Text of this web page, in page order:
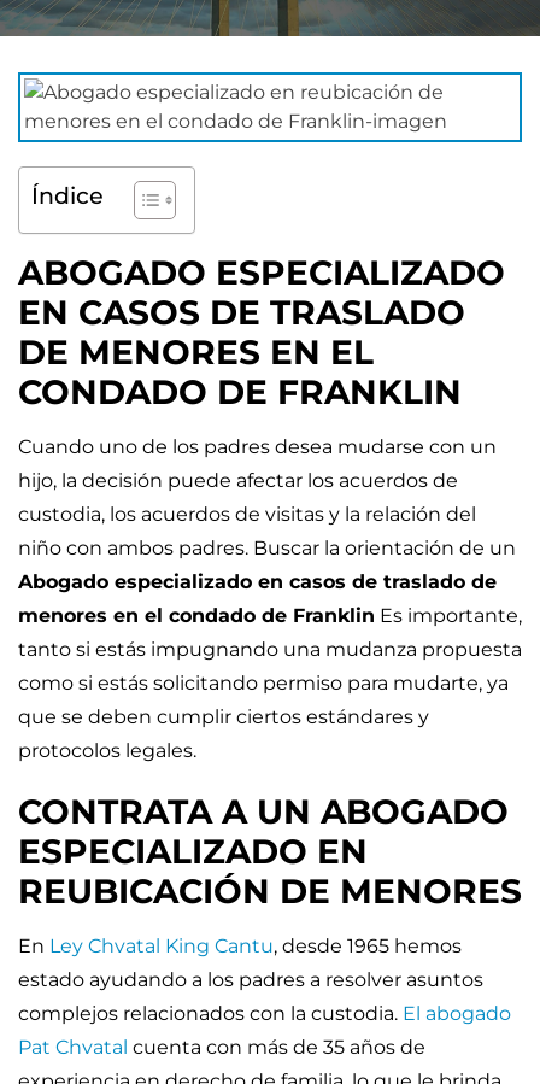
Índice
ABOGADO ESPECIALIZADO
EN CASOS DE TRASLADO
DE MENORES EN EL
CONDADO DE FRANKLIN
Cuando uno de los padres desea mudarse con un
hijo, la decisión puede afectar los acuerdos de
custodia, los acuerdos de visitas y la relación del
niño con ambos padres. Buscar la orientación de un
Abogado especializado en casos de traslado de
menores en el condado de Franklin Es importante,
tanto si estás impugnando una mudanza propuesta
como si estás solicitando permiso para mudarte, ya
que se deben cumplir ciertos estándares y
protocolos legales.
CONTRATA A UN ABOGADO
ESPECIALIZADO EN
REUBICACIÓN DE MENORES
En Ley Chvatal King Cantu, desde 1965 hemos
estado ayudando a los padres a resolver asuntos
complejos relacionados con la custodia. El abogado
Pat Chvatal cuenta con más de 35 años de